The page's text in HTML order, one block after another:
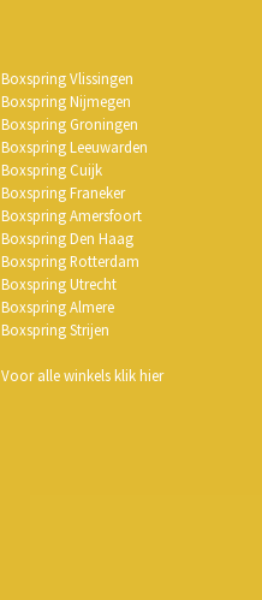
Boxspring Vlissingen
Boxspring Nijmegen
Boxspring Groningen
Boxspring Leeuwarden
Boxspring Cuijk
Boxspring Franeker
Boxspring Amersfoort
Boxspring Den Haag
Boxspring Rotterdam
Boxspring Utrecht
Boxspring Almere
Boxspring Strijen
Voor alle winkels klik hier